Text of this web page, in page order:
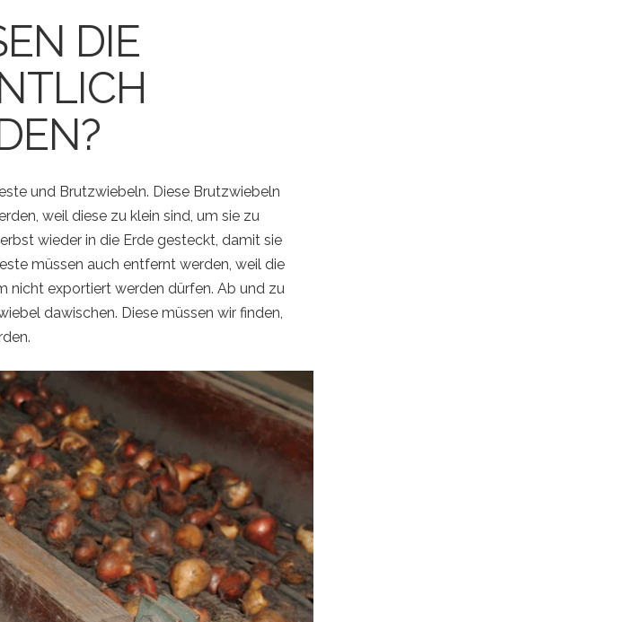
DIE
und Brutzwiebeln. Diese Brutzwiebeln
weil diese zu klein sind, um sie zu
wieder in die Erde gesteckt, damit sie
müssen auch entfernt werden, weil die
nicht exportiert werden dürfen. Ab und zu
dawischen. Diese müssen wir finden,